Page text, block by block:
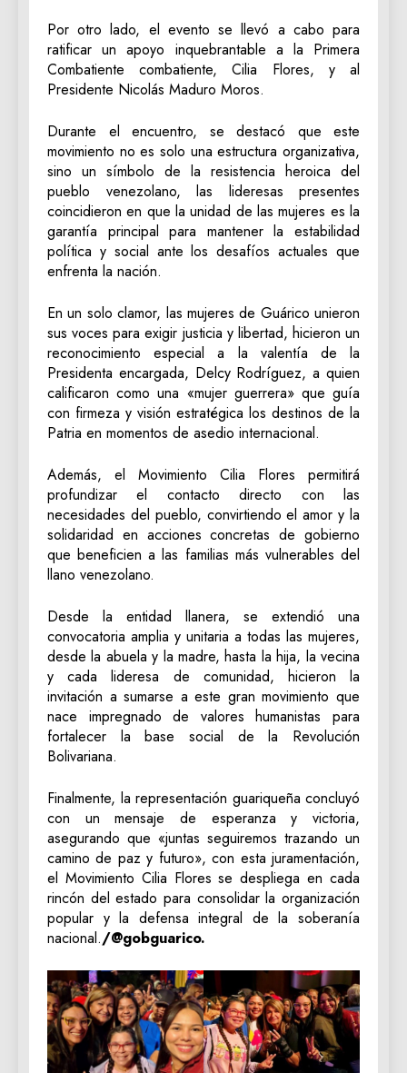
Por otro lado, el evento se llevó a cabo para
ratificar un apoyo inquebrantable a la Primera
Combatiente combatiente, Cilia Flores, y al
Presidente Nicolás Maduro Moros.
‎Durante el encuentro, se destacó que este
movimiento no es solo una estructura organizativa,
sino un símbolo de la resistencia heroica del
pueblo venezolano, las lideresas presentes
coincidieron en que la unidad de las mujeres es la
garantía principal para mantener la estabilidad
política y social ante los desafíos actuales que
enfrenta la nación.
‎En un solo clamor, las mujeres de Guárico unieron
sus voces para exigir justicia y libertad, hicieron un
reconocimiento especial a la valentía de la
Presidenta encargada, Delcy Rodríguez, a quien
calificaron como una «mujer guerrera» que guía
con firmeza y visión estratégica los destinos de la
Patria en momentos de asedio internacional.
‎Además, el Movimiento Cilia Flores permitirá
profundizar el contacto directo con las
necesidades del pueblo, convirtiendo el amor y la
solidaridad en acciones concretas de gobierno
que beneficien a las familias más vulnerables del
llano venezolano.
‎Desde la entidad llanera, se extendió una
convocatoria amplia y unitaria a todas las mujeres,
desde la abuela y la madre, hasta la hija, la vecina
y cada lideresa de comunidad, hicieron la
invitación a sumarse a este gran movimiento que
nace impregnado de valores humanistas para
fortalecer la base social de la Revolución
Bolivariana.
‎Finalmente, la representación guariqueña concluyó
con un mensaje de esperanza y victoria,
asegurando que «juntas seguiremos trazando un
camino de paz y futuro», con esta juramentación,
el Movimiento Cilia Flores se despliega en cada
rincón del estado para consolidar la organización
popular y la defensa integral de la soberanía
nacional./@gobguarico.